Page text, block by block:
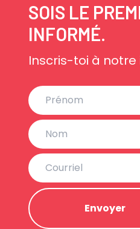
SOIS LE
INFORMÉ.
Inscris-toi à